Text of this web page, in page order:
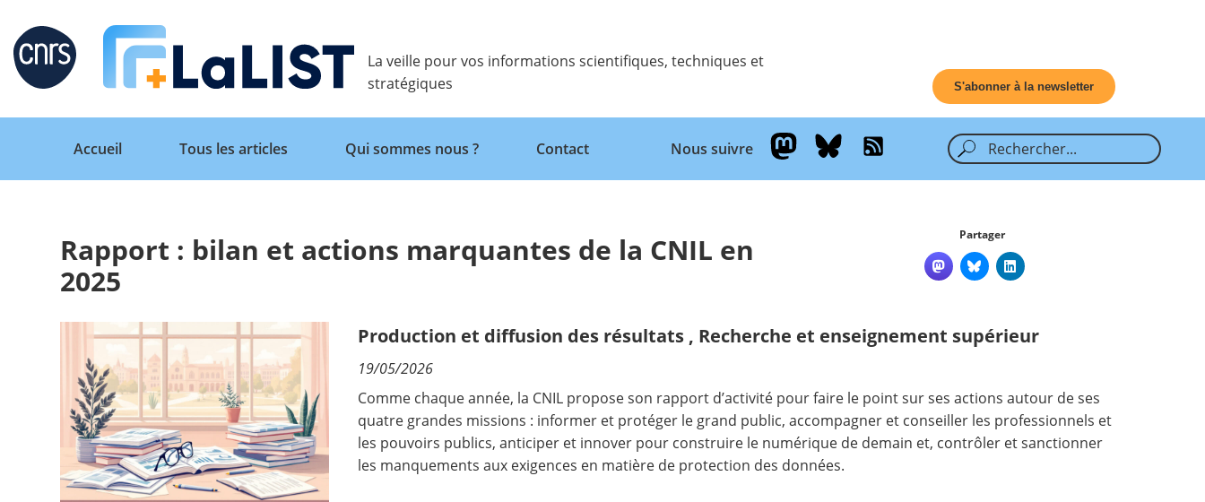
Retour
Accueil
Tous les articles
Qui sommes nous ?
Contact
Nous suivre
La veille pour vos informations scientifiques, techniques et
stratégiques
S'abonner à la newsletter
Retour
Accueil
Tous les articles Qui sommes nous ? Contact Nous suivre
Rapport : bilan et actions marquantes de la CNIL en
2025
Partager
Production et diffusion des résultats , Recherche et enseignement supérieur
19/05/2026
Comme chaque année, la CNIL propose son rapport d’activité pour faire le point sur ses actions autour de ses
quatre grandes missions : informer et protéger le grand public, accompagner et conseiller les professionnels et
les pouvoirs publics, anticiper et innover pour construire le numérique de demain et, contrôler et sanctionner
les manquements aux exigences en matière de protection des données.